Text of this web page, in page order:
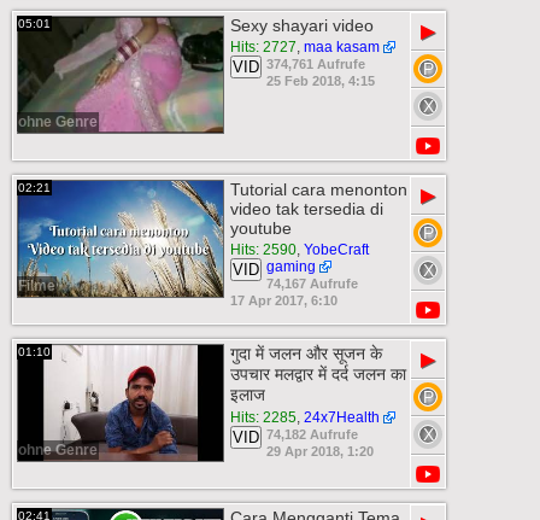
05:01
ohne Genre
Sexy shayari video
Hits: 2727, maa kasam
VID 374,761 Aufrufe
25 Feb 2018, 4:15
▶
02:21
Filme
Tutorial cara menonton
video tak tersedia di
youtube
Hits: 2590, YobeCraft
gaming
VID
74,167 Aufrufe
17 Apr 2017, 6:10
▶
01:10
ohne Genre
गुदा में जलन और सूजन के
उपचार मलद्वार में दर्द जलन का
इलाज
Hits: 2285, 24x7Health
VID 74,182 Aufrufe
29 Apr 2018, 1:20
▶
02:41